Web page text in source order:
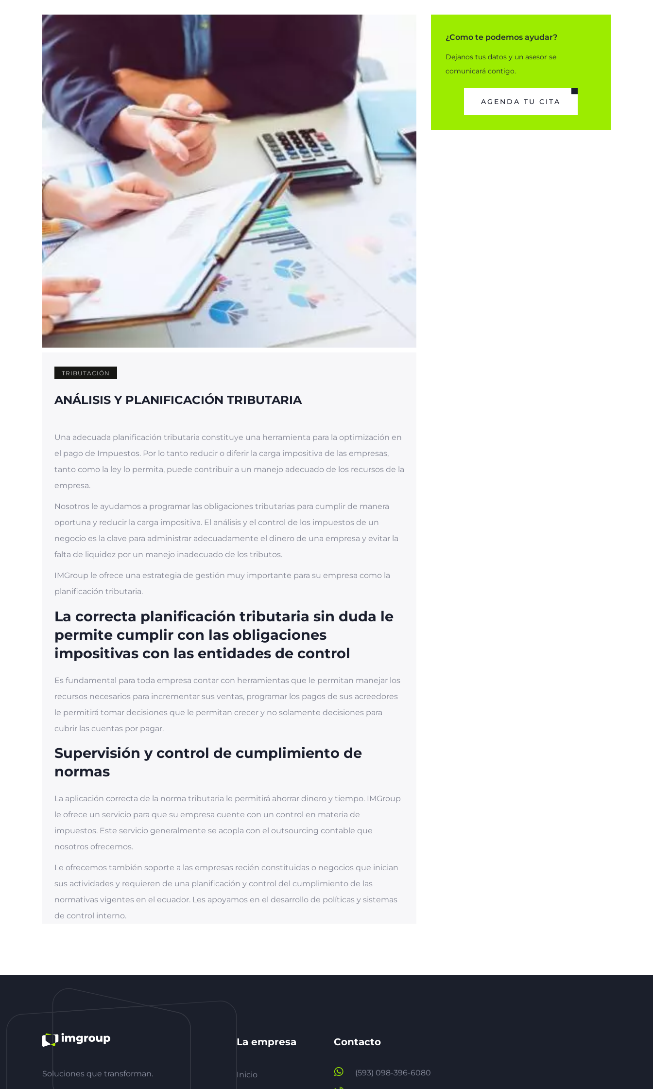
de
ayuda
a
la
navegación
Imagen
TRIBUTACIÓN
ANÁLISIS Y PLANIFICACIÓN TRIBUTARIA
Una adecuada planificación tributaria constituye una herramienta para la optimización en
el pago de Impuestos. Por lo tanto reducir o diferir la carga impositiva de las empresas,
tanto como la ley lo permita, puede contribuir a un manejo adecuado de los recursos de la
empresa.
Nosotros le ayudamos a programar las obligaciones tributarias para cumplir de manera
oportuna y reducir la carga impositiva. El análisis y el control de los impuestos de un
negocio es la clave para administrar adecuadamente el dinero de una empresa y evitar la
falta de liquidez por un manejo inadecuado de los tributos.
IMGroup le ofrece una estrategia de gestión muy importante para su empresa como la
planificación tributaria.
La correcta planificación tributaria sin duda le
permite cumplir con las obligaciones
impositivas con las entidades de control
Es fundamental para toda empresa contar con herramientas que le permitan manejar los
recursos necesarios para incrementar sus ventas, programar los pagos de sus acreedores
le permitirá tomar decisiones que le permitan crecer y no solamente decisiones para
cubrir las cuentas por pagar.
Supervisión y control de cumplimiento de
normas
La aplicación correcta de la norma tributaria le permitirá ahorrar dinero y tiempo. IMGroup
le ofrece un servicio para que su empresa cuente con un control en materia de
impuestos. Este servicio generalmente se acopla con el outsourcing contable que
nosotros ofrecemos.
Le ofrecemos también soporte a las empresas recién constituidas o negocios que inician
sus actividades y requieren de una planificación y control del cumplimiento de las
normativas vigentes en el ecuador. Les apoyamos en el desarrollo de políticas y sistemas
de control interno.
¿Como te podemos ayudar?
Dejanos tus datos y un asesor se
comunicará contigo.
AGENDA TU CITA
Soluciones que transforman.
La empresa
Inicio
Contacto
(593) 098-396-6080